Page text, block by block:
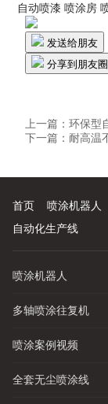
自动喷漆 喷涂房
发送给朋友
分享到朋友圈
上一篇：环保型
下一篇： 耐高温
首页 喷涂机器人
自动化生产线
喷涂机器人
多轴喷涂往复机
喷涂案例视频
全套无尘喷涂线